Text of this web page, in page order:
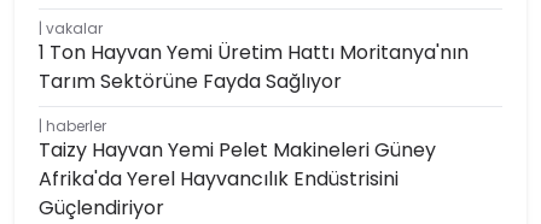
vakalar
1 Ton Hayvan Yemi Üretim Hattı Moritanya'nın
Tarım Sektörüne Fayda Sağlıyor
haberler
Taizy Hayvan Yemi Pelet Makineleri Güney
Afrika'da Yerel Hayvancılık Endüstrisini
Güçlendiriyor